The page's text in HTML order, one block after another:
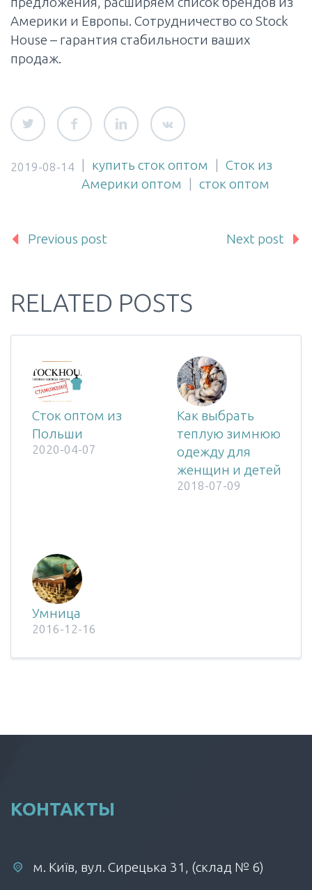
Америки и Европы. Сотрудничество со Stock
House – гарантия стабильности ваших
продаж.
2019-08-14 купить сток оптом
Сток из
Америки оптом
сток оптом
Previous post Next post
RELATED POSTS
Сток оптом из
Польши
2020-04-07
Как выбрать
теплую зимнюю
одежду для
женщин и детей
2018-07-09
Умница
2016-12-16
КОНТАКТЫ
м. Київ, вул. Сирецька 31, (склад № 6)